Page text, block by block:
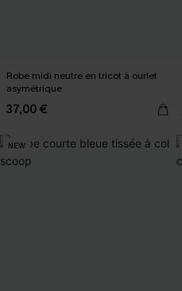
Robe midi neutre en tricot à ourlet
asymétrique
37,00 €
NEW